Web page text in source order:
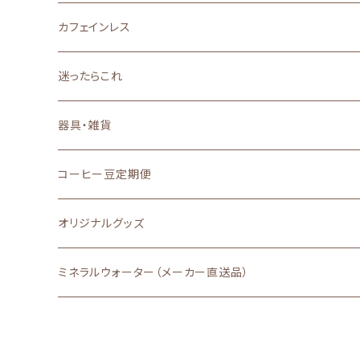
カフェインレス
迷ったらこれ
器具・雑貨
コーヒー豆定期便
オリジナルグッズ
ミネラルウォーター（メーカー直送品）